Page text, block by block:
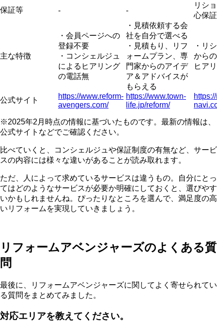
保証等 - -
リシ
心保証
主な特徴
・会員ページへの
登録不要
・コンシェルジュ
によるヒアリング
の電話無
・見積依頼する会
社を自分で選べる
・見積もり、リフ
ォームプラン、専
門家からのアイデ
ア＆アドバイスが
もらえる
・リ
から
ヒア
公式サイト
https://www.reform-
avengers.com/
https://www.town-
life.jp/reform/
※2025年2月時点の情報に基づいたものです。最新の情報は、
公式サイトなどでご確認ください。
比べていくと、コンシェルジュや保証制度の有無など、サービ
スの内容には様々な違いがあることが読み取れます。
ただ、人によって求めているサービスは違うもの。自分にとっ
てはどのようなサービスが必要か明確にしておくと、選びやす
いかもしれませんね。ぴったりなところを選んで、満足度の高
いリフォームを実現していきましょう。
リフォームアベンジャーズのよくある質
問
最後に、リフォームアベンジャーズに関してよく寄せられてい
る質問をまとめてみました。
対応エリアを教えてください。